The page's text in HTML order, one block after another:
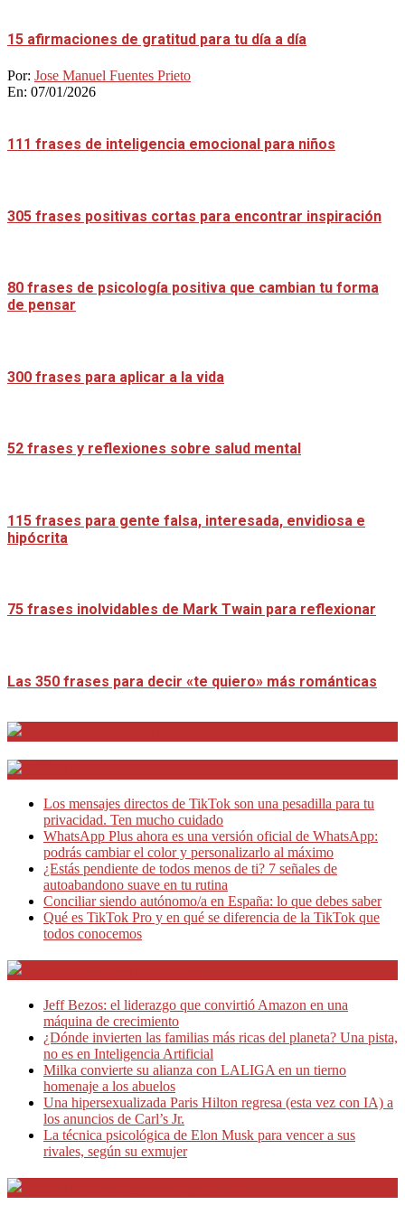
15 afirmaciones de gratitud para tu día a día
Por: Jose Manuel Fuentes Prieto
En: 07/01/2026
111 frases de inteligencia emocional para niños
305 frases positivas cortas para encontrar inspiración
80 frases de psicología positiva que cambian tu forma
de pensar
300 frases para aplicar a la vida
52 frases y reflexiones sobre salud mental
115 frases para gente falsa, interesada, envidiosa e
hipócrita
75 frases inolvidables de Mark Twain para reflexionar
Las 350 frases para decir «te quiero» más románticas
Los mensajes directos de TikTok son una pesadilla para tu
privacidad. Ten mucho cuidado
WhatsApp Plus ahora es una versión oficial de WhatsApp:
podrás cambiar el color y personalizarlo al máximo
¿Estás pendiente de todos menos de ti? 7 señales de
autoabandono suave en tu rutina
Conciliar siendo autónomo/a en España: lo que debes saber
Qué es TikTok Pro y en qué se diferencia de la TikTok que
todos conocemos
Jeff Bezos: el liderazgo que convirtió Amazon en una
máquina de crecimiento
¿Dónde invierten las familias más ricas del planeta? Una pista,
no es en Inteligencia Artificial
Milka convierte su alianza con LALIGA en un tierno
homenaje a los abuelos
Una hipersexualizada Paris Hilton regresa (esta vez con IA) a
los anuncios de Carl’s Jr.
La técnica psicológica de Elon Musk para vencer a sus
rivales, según su exmujer